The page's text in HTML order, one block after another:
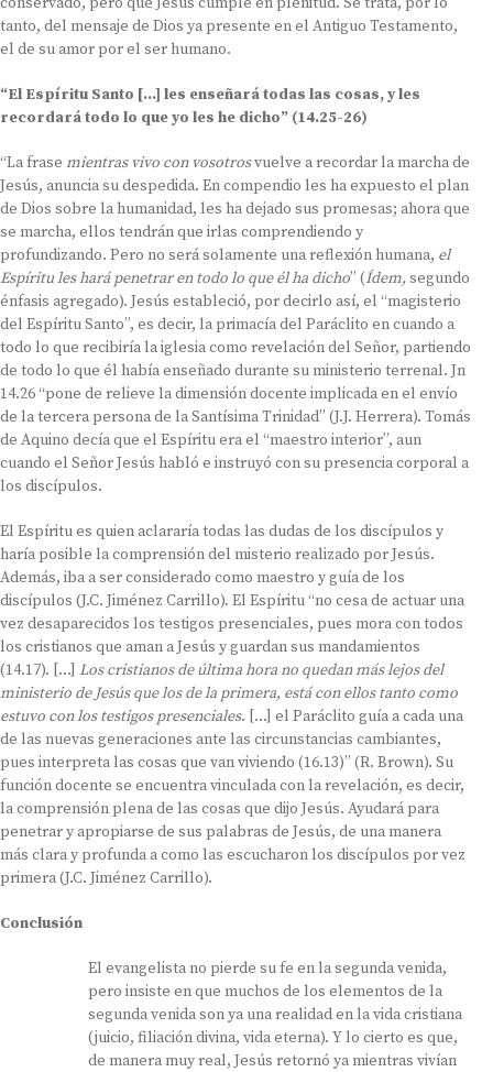
tanto, del mensaje de Dios ya presente en el Antiguo Testamento,
el de su amor por el ser humano.
“El Espíritu Santo […] les enseñará todas las cosas, y les
recordará todo lo que yo les he dicho” (14.25-26)
“La frase mientras vivo con vosotrosvuelve a recordar la marcha de
Jesús, anuncia su despedida. En compendio les ha expuesto el plan
de Dios sobre la humanidad, les ha dejado sus promesas; ahora que
se marcha, ellos tendrán que irlas comprendiendo y
profundizando. Pero no será solamente una reflexión humana, el
Espíritu les hará penetrar en todo lo que él ha dicho” (Ídem, segundo
énfasis agregado). Jesús estableció, por decirlo así, el “magisterio
del Espíritu Santo”, es decir, la primacía del Paráclito en cuando a
todo lo que recibiría la iglesia como revelación del Señor, partiendo
de todo lo que él había enseñado durante su ministerio terrenal. Jn
14.26 “pone de relieve la dimensión docente implicada en el envío
de la tercera persona de la Santísima Trinidad” (J.J. Herrera). Tomás
de Aquino decía que el Espíritu era el “maestro interior”, aun
cuando el Señor Jesús habló e instruyó con su presencia corporal a
los discípulos.
El Espíritu es quien aclararía todas las dudas de los discípulos y
haría posible la comprensión del misterio realizado por Jesús.
Además, iba a ser considerado como maestro y guía de los
discípulos (J.C. Jiménez Carrillo). El Espíritu “no cesa de actuar una
vez desaparecidos los testigos presenciales, pues mora con todos
los cristianos que aman a Jesús y guardan sus mandamientos
(14.17). […] Los cristianos de última hora no quedan más lejos del
ministerio de Jesús que los de la primera, está con ellos tanto como
estuvo con los testigos presenciales. […] el Paráclito guía a cada una
de las nuevas generaciones ante las circunstancias cambiantes,
pues interpreta las cosas que van viviendo (16.13)” (R. Brown). Su
función docente se encuentra vinculada con la revelación, es decir,
la comprensión plena de las cosas que dijo Jesús. Ayudará para
penetrar y apropiarse de sus palabras de Jesús, de una manera
más clara y profunda a como las escucharon los discípulos por vez
primera (J.C. Jiménez Carrillo).
Conclusión
El evangelista no pierde su fe en la segunda venida,
pero insiste en que muchos de los elementos de la
segunda venida son ya una realidad en la vida cristiana
(juicio, filiación divina, vida eterna). Y lo cierto es que,
de manera muy real, Jesús retornó ya mientras vivían